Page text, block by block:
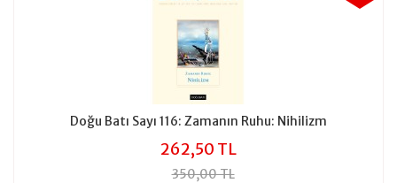
Doğu Batı Sayı 116: Zamanın Ruhu: Nihilizm
262,50 TL
350,00 TL